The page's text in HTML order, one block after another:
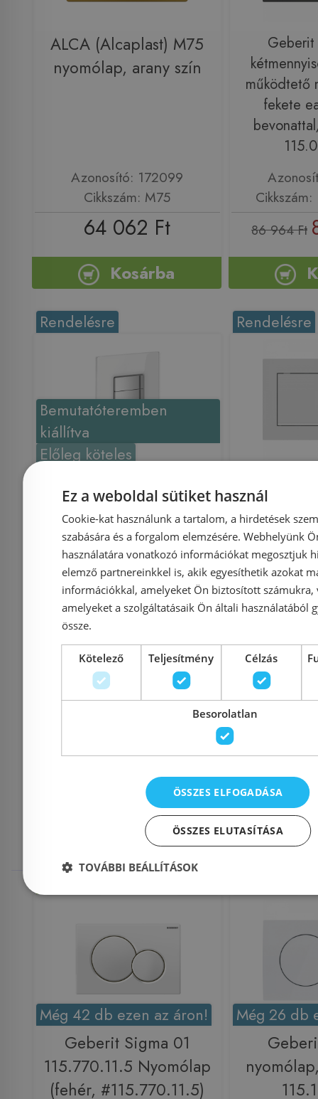
ALCA (Alcaplast) M75
nyomólap, arany szín
Azonosító: 172099
Cikkszám: M75
64 062 Ft
Kosárba
működtető
fekete
86 964 Ft
Bemutatóteremben
kiállítva
Előleg köteles
Rendelésre
Cosmopolitan nyomólap
üveg felülettel, hold
fehér 38845LS0
Azonosító: 144136
Cikkszám: 38845LS0
86 476 Ft
Rendelésre
működtető
fehér/
easy-to
90 094 Ft
Mások
megnézték
Még 42 db ezen az áron!
Geberit Sigma 01
115.770.11.5 Nyomólap
(fehér, #115.770.11.5)
Még 26 db
Ez a weboldal sütiket használ
Cookie-kat használunk a tartalom, a hirdetések
szabására és a forgalom elemzésére. Webhelyünk
használatára vonatkozó információkat megosztjuk
elemző partnereinkkel is, akik egyesíthetik azokat
információkkal, amelyeket Ön biztosított számukra,
amelyeket a szolgáltatásaik Ön általi használatából
össze.
Kötelező Teljesítmény Célzás
Besorolatlan
ÖSSZES ELFOGADÁSA
ÖSSZES ELUTASÍTÁSA
TOVÁBBI BEÁLLÍTÁSOK